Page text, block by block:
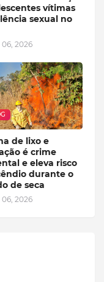
vítimas
sexual no
2026
de lixo e
é crime
e eleva risco
durante o
de seca
2026